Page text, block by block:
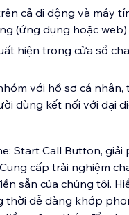
cả di động và máy
(ứng dụng hoặc web)
hiện trong cửa sổ
với hồ sơ cá
dùng kết nối với đại
Start Call Button,
cấp trải nghiệm
sẵn của chúng tôi.
thời dễ dàng khớp